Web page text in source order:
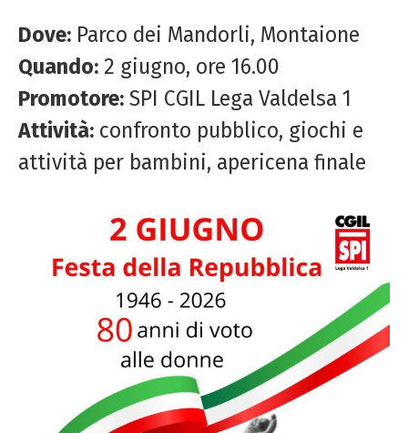
Dove: Parco dei Mandorli, Montaione
Quando: 2 giugno, ore 16.00
Promotore: SPI CGIL Lega Valdelsa 1
Attività: confronto pubblico, giochi e
attività per bambini, apericena finale